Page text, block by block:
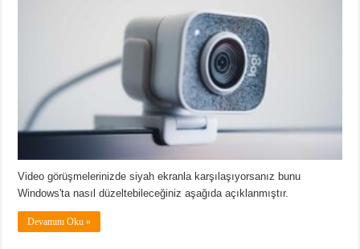
Video görüşmelerinizde siyah ekranla karşılaşıyorsanız bunu
Windows'ta nasıl düzeltebileceğiniz aşağıda açıklanmıştır.
Devamını Oku »